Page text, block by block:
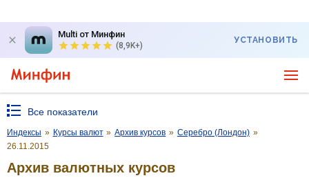
Multi от Минфин
(8,9K+)
УСТАНОВИТЬ
Все показатели
Индексы » Курсы валют » Архив курсов » Серебро (Лондон) »
26.11.2015
Архив валютных курсов